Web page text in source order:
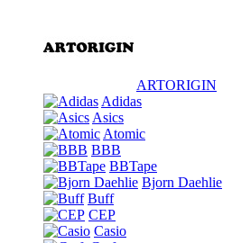
ARTORIGIN
Adidas
Asics
Atomic
BBB
BBTape
Bjorn Daehlie
Buff
CEP
Casio